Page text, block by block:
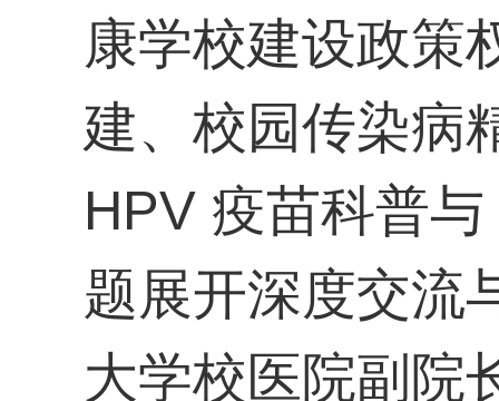
康学校建设政策
建、校园传染病
HPV 疫苗科普
题展开深度交流
大学校医院副院